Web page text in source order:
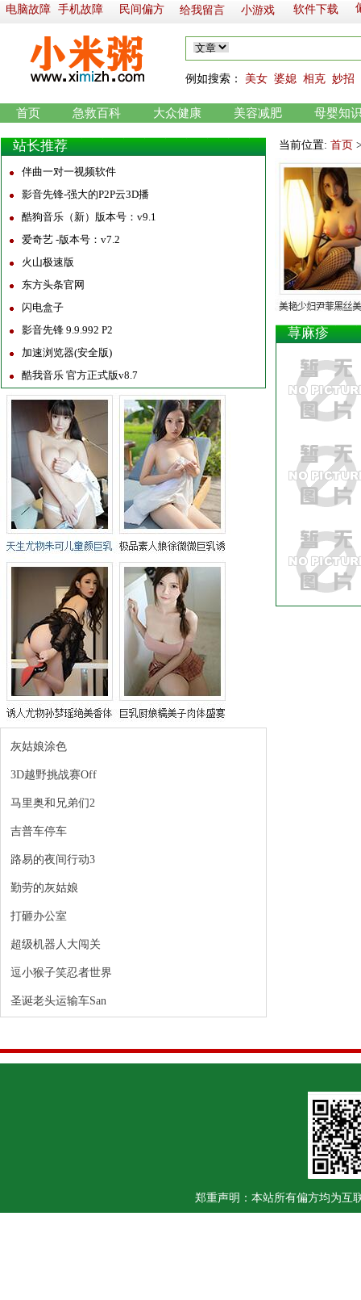
首页 急救百科 大众健康 美容减肥 母婴知
软件下载
小游戏
手机故障 民间偏方 给我留言
例如搜索： 美女 婆媳 相克 妙招
电脑故障
站长推荐
伴曲一对一视频软件
影音先锋-强大的P2P云3D播
酷狗音乐（新）版本号：v9.1
爱奇艺 -版本号：v7.2
火山极速版
东方头条官网
闪电盒子
影音先锋 9.9.992 P2
加速浏览器(安全版)
酷我音乐 官方正式版v8.7
灰姑娘涂色
3D越野挑战赛Off
马里奥和兄弟们2
吉普车停车
路易的夜间行动3
勤劳的灰姑娘
打砸办公室
超级机器人大闯关
逗小猴子笑忍者世界
圣诞老头运输车San
当前位置: 首页
荨麻疹
郑重声明：本站所有偏方均为互